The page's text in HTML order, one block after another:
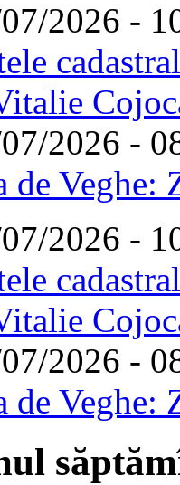
2026 -
2026 -
de
2026 -
2026 -
de